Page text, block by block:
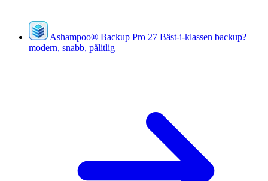
Ashampoo® Backup Pro 27 Bäst-i-klassen backup?
modern, snabb, pålitlig